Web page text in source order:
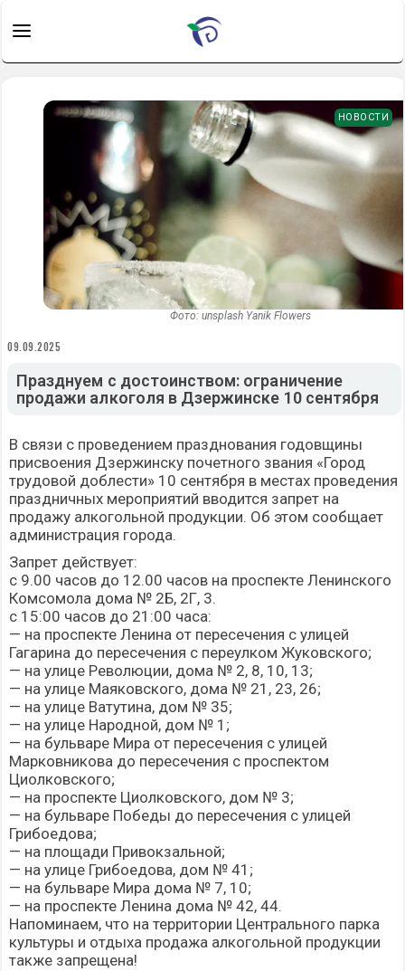
Фото: unsplash Yanik Flowers
НОВОСТИ
09.09.2025
Празднуем с достоинством: ограничение
продажи алкоголя в Дзержинске 10 сентября
В связи с проведением празднования годовщины
присвоения Дзержинску почетного звания «Город
трудовой доблести» 10 сентября в местах проведения
праздничных мероприятий вводится запрет на
продажу алкогольной продукции. Об этом сообщает
администрация города.
Запрет действует:
с 9.00 часов до 12.00 часов на проспекте Ленинского
Комсомола дома № 2Б, 2Г, 3.
с 15:00 часов до 21:00 часа:
— на проспекте Ленина от пересечения с улицей
Гагарина до пересечения с переулком Жуковского;
— на улице Революции, дома № 2, 8, 10, 13;
— на улице Маяковского, дома № 21, 23, 26;
— на улице Ватутина, дом № 35;
— на улице Народной, дом № 1;
— на бульваре Мира от пересечения с улицей
Марковникова до пересечения с проспектом
Циолковского;
— на проспекте Циолковского, дом № 3;
— на бульваре Победы до пересечения с улицей
Грибоедова;
— на площади Привокзальной;
— на улице Грибоедова, дом № 41;
— на бульваре Мира дома № 7, 10;
— на проспекте Ленина дома № 42, 44.
Напоминаем, что на территории Центрального парка
культуры и отдыха продажа алкогольной продукции
также запрещена!